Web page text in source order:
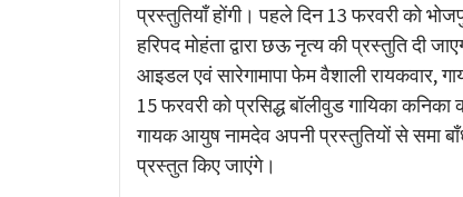
प्रस्तुतियाँ होंगी। पहले दिन 13 फरवरी को
हरिपद मोहंता द्वारा छऊ नृत्य की प्रस्तुति दी
आइडल एवं सारेगामापा फेम वैशाली रायकवार,
15 फरवरी को प्रसिद्ध बॉलीवुड गायिका
गायक आयुष नामदेव अपनी प्रस्तुतियों से समा
प्रस्तुत किए जाएंगे।